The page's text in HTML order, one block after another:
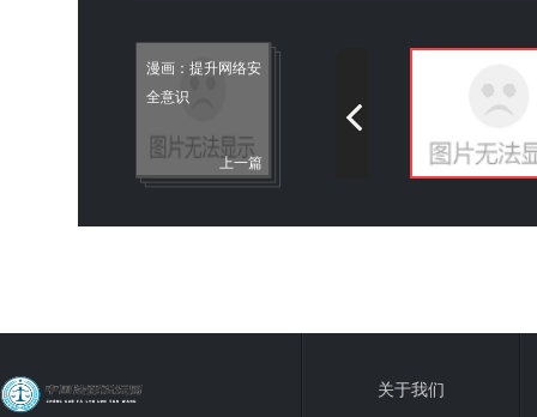
漫画：提升网络安
全意识
上一篇
关于我们